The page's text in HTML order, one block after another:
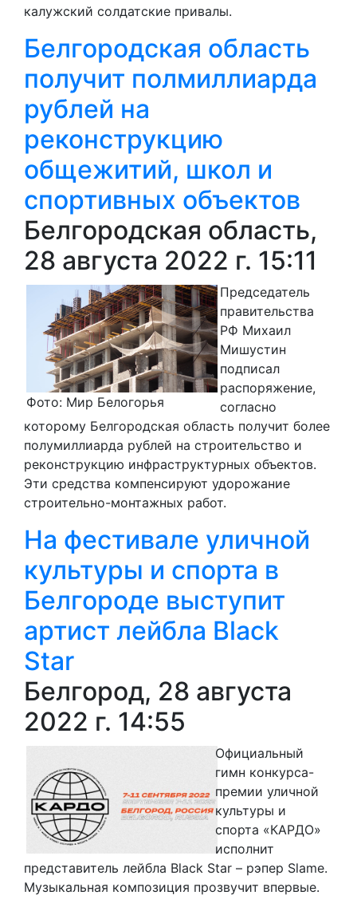
калужский солдатские привалы.
Белгородская область
получит полмиллиарда
рублей на
реконструкцию
общежитий, школ и
спортивных объектов
Белгородская область,
28 августа 2022 г. 15:11
Фото: Мир Белогорья
Председатель
правительства
РФ Михаил
Мишустин
подписал
распоряжение,
согласно
которому Белгородская область получит более
полумиллиарда рублей на строительство и
реконструкцию инфраструктурных объектов.
Эти средства компенсируют удорожание
строительно-монтажных работ.
На фестивале уличной
культуры и спорта в
Белгороде выступит
артист лейбла Black
Star
Белгород, 28 августа
2022 г. 14:55
Официальный
гимн конкурса-
премии уличной
культуры и
спорта «КАРДО»
исполнит
представитель лейбла Black Star – рэпер Slame.
Музыкальная композиция прозвучит впервые.